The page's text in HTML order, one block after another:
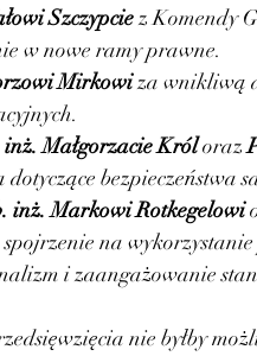
Szczypcie z Komendy
w nowe ramy prawne.
Mirkowi za wnikliwą
Małgorzacie Król oraz
dotyczące bezpieczeństwa
inż. Markowi Rotkegelowi
na
i zaangażowanie
nie byłby